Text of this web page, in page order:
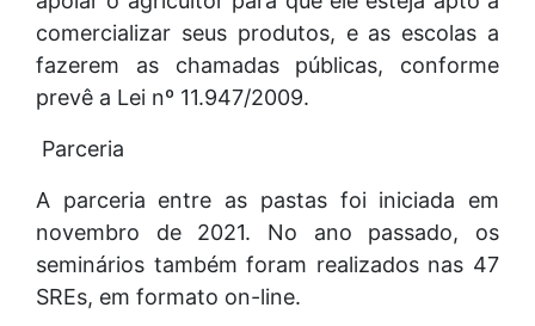
comercializar seus produtos, e as escolas a
fazerem as chamadas públicas, conforme
prevê a Lei nº 11.947/2009.
Parceria
A parceria entre as pastas foi iniciada em
novembro de 2021. No ano passado, os
seminários também foram realizados nas 47
SREs, em formato on-line.